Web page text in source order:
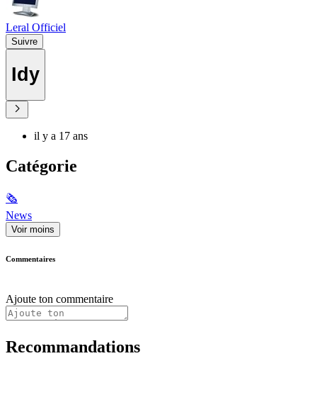
Leral Officiel
Suivre
Idy
il y a 17 ans
Catégorie
🗞
News
Voir moins
Commentaires
Ajoute ton commentaire
Recommandations